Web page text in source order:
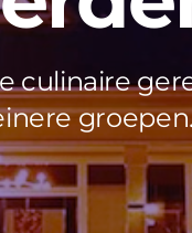
culinaire